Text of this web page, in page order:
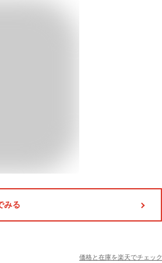
みる
価格と在庫を楽天でチェック